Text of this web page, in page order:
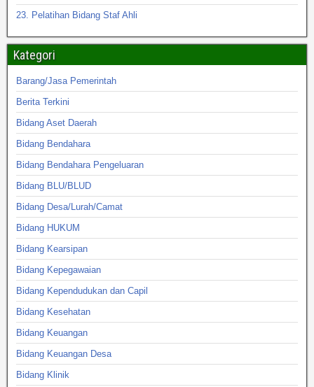
23. Pelatihan Bidang Staf Ahli
Kategori
Barang/Jasa Pemerintah
Berita Terkini
Bidang Aset Daerah
Bidang Bendahara
Bidang Bendahara Pengeluaran
Bidang BLU/BLUD
Bidang Desa/Lurah/Camat
Bidang HUKUM
Bidang Kearsipan
Bidang Kepegawaian
Bidang Kependudukan dan Capil
Bidang Kesehatan
Bidang Keuangan
Bidang Keuangan Desa
Bidang Klinik